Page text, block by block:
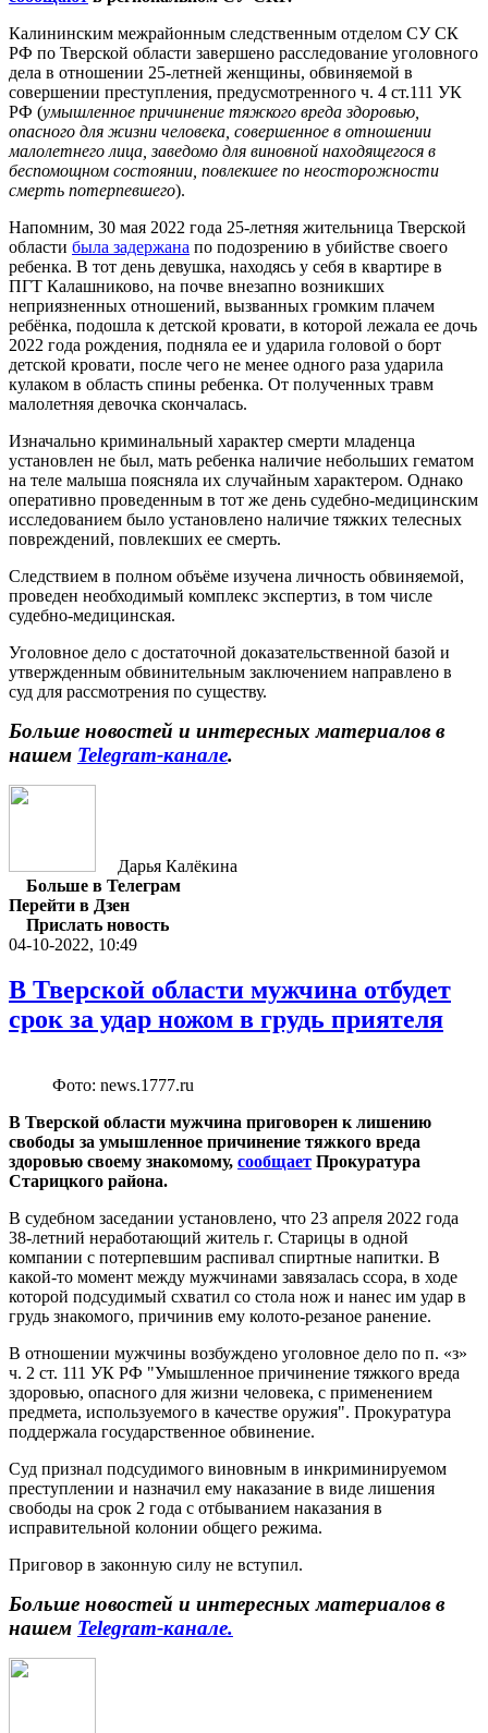
Калининским межрайонным следственным отделом СУ СК
РФ по Тверской области завершено расследование уголовного
дела в отношении 25-летней женщины, обвиняемой в
совершении преступления, предусмотренного ч. 4 ст.111 УК
РФ (умышленное причинение тяжкого вреда здоровью,
опасного для жизни человека, совершенное в отношении
малолетнего лица, заведомо для виновной находящегося в
беспомощном состоянии, повлекшее по неосторожности
смерть потерпевшего).
Напомним, 30 мая 2022 года 25-летняя жительница Тверской
области была задержана по подозрению в убийстве своего
ребенка. В тот день девушка, находясь у себя в квартире в
ПГТ Калашниково, на почве внезапно возникших
неприязненных отношений, вызванных громким плачем
ребёнка, подошла к детской кровати, в которой лежала ее дочь
2022 года рождения, подняла ее и ударила головой о борт
детской кровати, после чего не менее одного раза ударила
кулаком в область спины ребенка. От полученных травм
малолетняя девочка скончалась.
Изначально криминальный характер смерти младенца
установлен не был, мать ребенка наличие небольших гематом
на теле малыша поясняла их случайным характером. Однако
оперативно проведенным в тот же день судебно-медицинским
исследованием было установлено наличие тяжких телесных
повреждений, повлекших ее смерть.
Следствием в полном объёме изучена личность обвиняемой,
проведен необходимый комплекс экспертиз, в том числе
судебно-медицинская.
Уголовное дело с достаточной доказательственной базой и
утвержденным обвинительным заключением направлено в
суд для рассмотрения по существу.
Больше новостей и интересных материалов в
нашем Telegram-канале.
Дарья Калёкина
Больше в Телеграм
Перейти в Дзен
Прислать новость
04-10-2022, 10:49
В Тверской области мужчина отбудет
срок за удар ножом в грудь приятеля
Фото: news.1777.ru
В Тверской области мужчина приговорен к лишению
свободы за умышленное причинение тяжкого вреда
здоровью своему знакомому, сообщает Прокуратура
Старицкого района.
В судебном заседании установлено, что 23 апреля 2022 года
38-летний неработающий житель г. Старицы в одной
компании с потерпевшим распивал спиртные напитки. В
какой-то момент между мужчинами завязалась ссора, в ходе
которой подсудимый схватил со стола нож и нанес им удар в
грудь знакомого, причинив ему колото-резаное ранение.
В отношении мужчины возбуждено уголовное дело по п. «з»
ч. 2 ст. 111 УК РФ "Умышленное причинение тяжкого вреда
здоровью, опасного для жизни человека, с применением
предмета, используемого в качестве оружия". Прокуратура
поддержала государственное обвинение.
Суд признал подсудимого виновным в инкриминируемом
преступлении и назначил ему наказание в виде лишения
свободы на срок 2 года с отбыванием наказания в
исправительной колонии общего режима.
Приговор в законную силу не вступил.
Больше новостей и интересных материалов в
нашем Telegram-канале.